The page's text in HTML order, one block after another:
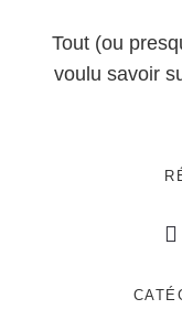
Tout (ou
voulu savoir